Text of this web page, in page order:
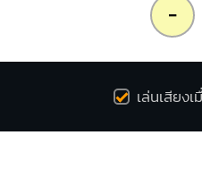
-
เล่นเสียง